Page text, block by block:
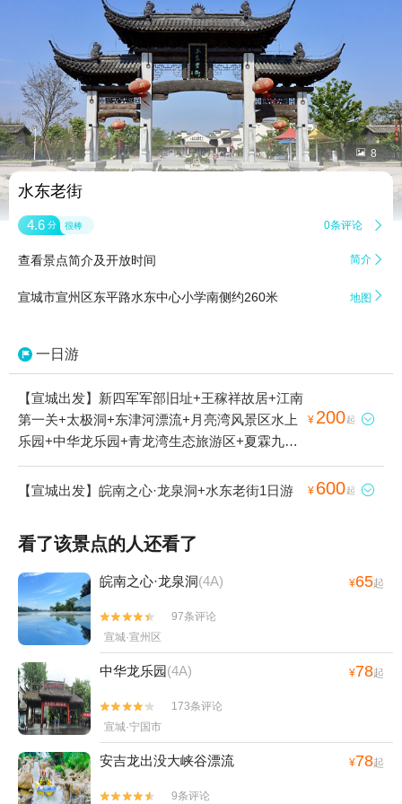
 8
水东老街
4.6 分 很棒 0条评论 
查看景点简介及开放时间 简介 
宣城市宣州区东平路水东中心小学南侧约260米 地图 
一日游
【宣城出发】新四军军部旧址+王稼祥故居+江南
第一关+太极洞+东津河漂流+月亮湾风景区水上
乐园+中华龙乐园+青龙湾生态旅游区+夏霖九天
银瀑风景区+胡宗宪尚书府+皖南事变烈士陵园
+敬亭山+江村+石佛山+桃花潭+龙川景区+障山
+太极湖村风景区+上庄景区+中国扬子鳄景区
+赤滩古镇+查济+黄田风景区+水墨汀溪风景区
+皖南之心·龙泉洞+古孔灵汪家大院浧坡地主庄
园+千年仁里+徽杭古道+水东老街+广德百杨生
态园+宁国市石柱山+广德灵山大峡谷+华东大裂
谷+宣城鳄鱼湖移动水上乐园+宣城水上乐园+安
徽宣城龙悦谷高尔夫俱乐部+宣城市红星剧场+宣
城奇特欢乐园+安徽广德南溪漂流+胡宗宪少保府
+澄心堂宣纸作坊+龙川水街+朱旺村+郎溪观天
下旅游风景区+吴越古道+太极五色谷景区+红岩
溪漂流+宣城泾县桃花潭畔森林温泉+亲心谷文化
旅游度假区+中国官塘湖景区+宣城欢乐岛+宣城
¥ 200起 
【宣城出发】皖南之心·龙泉洞+水东老街1日游 ¥ 600起 
看了该景点的人还看了
皖南之心·龙泉洞(4A) ¥65起


97条评论
宣城·宣州区
中华龙乐园(4A) ¥78起


173条评论
宣城·宁国市
安吉龙出没大峡谷漂流 ¥78起

 9条评论